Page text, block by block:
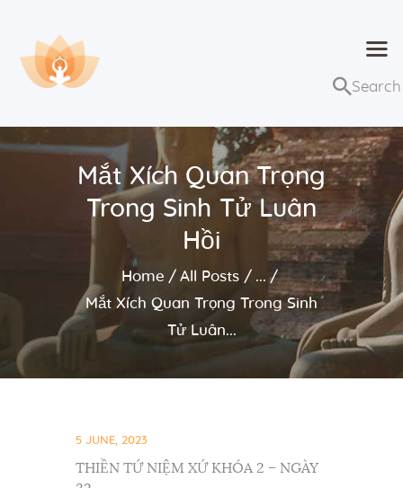
Mắt Xích Quan Trọng
Trong Sinh Tử Luân
Hồi
Home All Posts
...
Mắt Xích Quan Trọng Trong Sinh
Tử Luân...
Trang chủ
Bài giảng
Lớp học và sự kiện
Về Dhammaduta
5 JUNE, 2023
THIỀN TỨ NIỆM XỨ KHÓA 2 – NGÀY